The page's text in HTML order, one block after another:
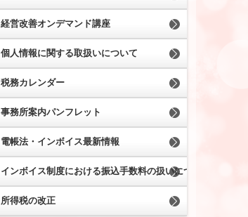
経営改善オンデマンド講座
個人情報に関する取扱いについて
税務カレンダー
事務所案内パンフレット
電帳法・インボイス最新情報
インボイス制度における振込手数料の扱いについて
所得税の改正